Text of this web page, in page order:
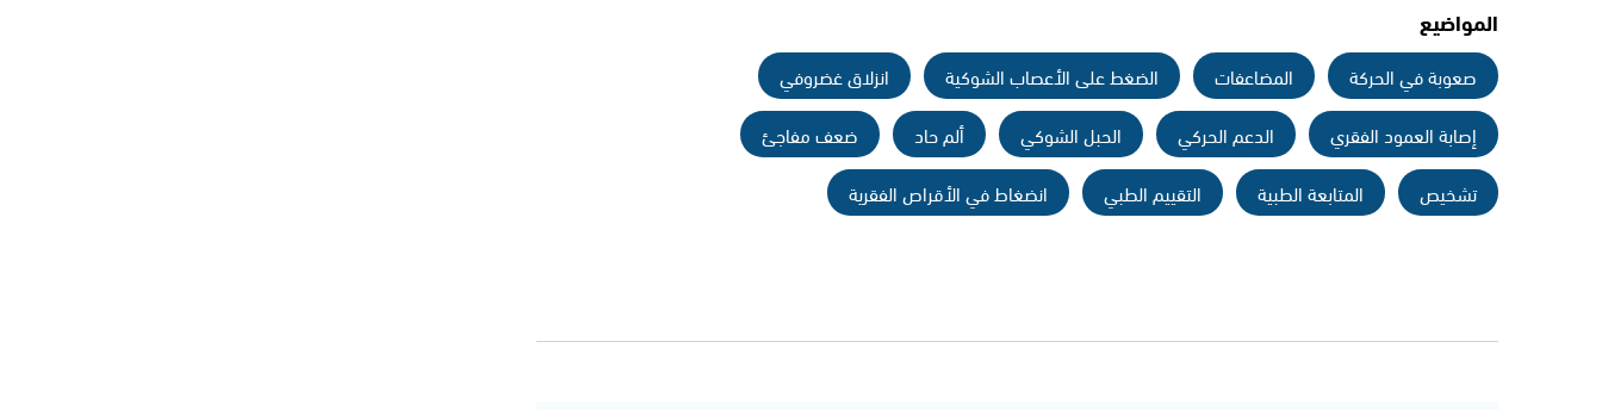
المواضيع
صعوبة في الحركة المضاعفات الضغط على الأعصاب الشوكية
انزلاق غضروفي
إصابة العمود الفقري
الدعم الحركي الحبل الشوكي ألم حاد
ضعف مفاجئ
تشخيص
المتابعة الطبية التقييم الطبي انضغاط في الأقراص الفقرية